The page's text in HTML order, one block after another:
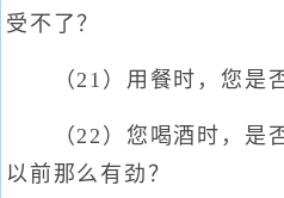
受不了？
（21）用餐时，您是否
（22）您喝酒时，是否
以前那么有劲？